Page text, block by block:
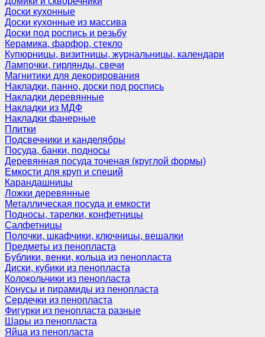
Доски кухонные
Доски кухонные из массива
Доски под роспись и резьбу
Керамика, фарфор, стекло
Купюрницы, визитницы, журнальницы, календари
Лампочки, гирлянды, свечи
Магнитики для декорирования
Накладки, панно, доски под роспись
Накладки деревянные
Накладки из МДФ
Накладки фанерные
Плитки
Подсвечники и канделябры
Посуда, банки, подносы
Деревянная посуда точеная (круглой формы)
Емкости для круп и специй
Карандашницы
Ложки деревянные
Металлическая посуда и емкости
Подносы, тарелки, конфетницы
Салфетницы
Полочки, шкафчики, ключницы, вешалки
Предметы из пенопласта
Бублики, венки, кольца из пенопласта
Диски, кубики из пенопласта
Колокольчики из пенопласта
Конусы и пирамиды из пенопласта
Сердечки из пенопласта
Фигурки из пенопласта разные
Шары из пенопласта
Яйца из пенопласта